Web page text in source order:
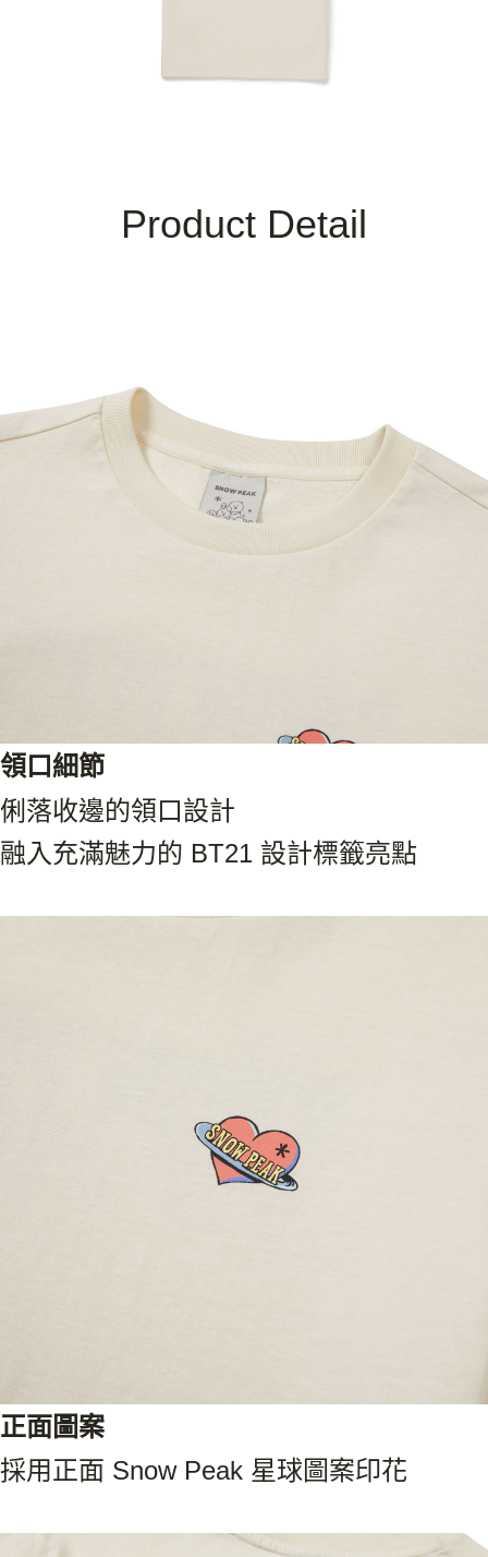
Product Detail
領口細節
俐落收邊的領口設計
融入充滿魅力的 BT21 設計標籤亮點
正面圖案
採用正面 Snow Peak 星球圖案印花